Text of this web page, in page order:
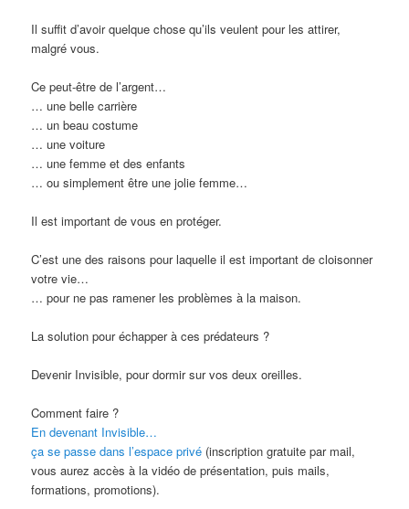
Il suffit d’avoir quelque chose qu’ils veulent pour les attirer,
malgré vous.
Ce peut-être de l’argent…
… une belle carrière
… un beau costume
… une voiture
… une femme et des enfants
… ou simplement être une jolie femme…
Il est important de vous en protéger.
C’est une des raisons pour laquelle il est important de cloisonner
votre vie…
… pour ne pas ramener les problèmes à la maison.
La solution pour échapper à ces prédateurs ?
Devenir Invisible, pour dormir sur vos deux oreilles.
Comment faire ?
En devenant Invisible…
ça se passe dans l’espace privé (inscription gratuite par mail,
vous aurez accès à la vidéo de présentation, puis mails,
formations, promotions).